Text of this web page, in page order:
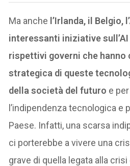
Ma anche l’Irlanda, il Belgio,
interessanti iniziative
rispettivi governi che hanno
strategica di queste
della società del futuro e
l’indipendenza tecnologica e
Paese. Infatti, una scarsa
ci porterebbe a vivere una
grave di quella legata alla